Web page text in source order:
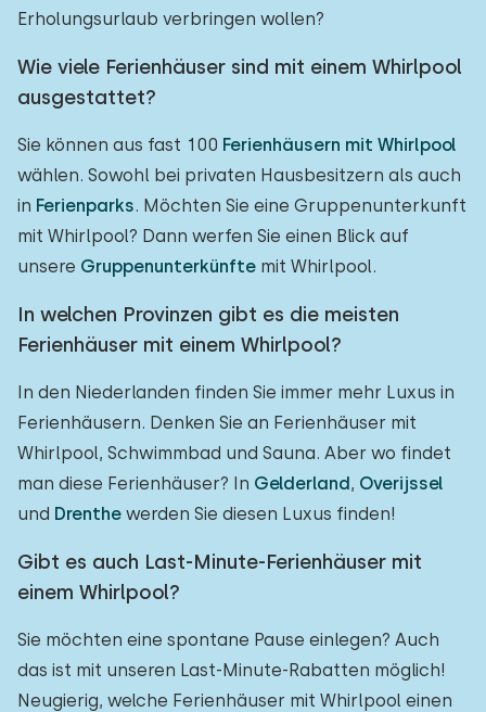
Erholungsurlaub verbringen wollen?
Wie viele Ferienhäuser sind mit einem Whirlpool
ausgestattet?
Sie können aus fast 100 Ferienhäusern mit Whirlpool
wählen. Sowohl bei privaten Hausbesitzern als auch
in Ferienparks. Möchten Sie eine Gruppenunterkunft
mit Whirlpool? Dann werfen Sie einen Blick auf
unsere Gruppenunterkünfte mit Whirlpool.
In welchen Provinzen gibt es die meisten
Ferienhäuser mit einem Whirlpool?
In den Niederlanden finden Sie immer mehr Luxus in
Ferienhäusern. Denken Sie an Ferienhäuser mit
Whirlpool, Schwimmbad und Sauna. Aber wo findet
man diese Ferienhäuser? In Gelderland, Overijssel
und Drenthe werden Sie diesen Luxus finden!
Gibt es auch Last-Minute-Ferienhäuser mit
einem Whirlpool?
Sie möchten eine spontane Pause einlegen? Auch
das ist mit unseren Last-Minute-Rabatten möglich!
Neugierig, welche Ferienhäuser mit Whirlpool einen